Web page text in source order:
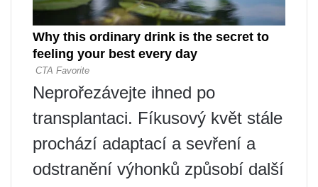
Neprořezávejte ihned po
transplantaci. Fíkusový květ stále
prochází adaptací a sevření a
odstranění výhonků způsobí další